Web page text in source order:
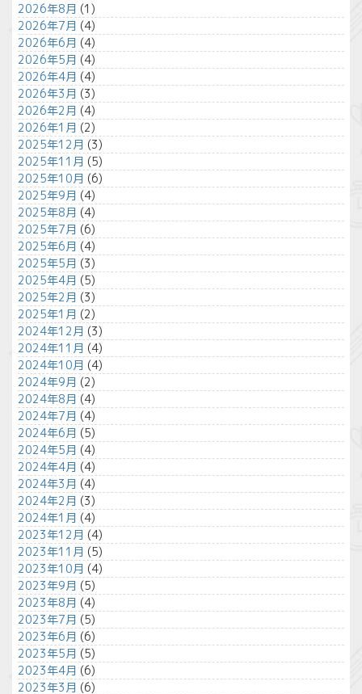
2026年8月 (1)
2026年7月 (4)
2026年6月 (4)
2026年5月 (4)
2026年4月 (4)
2026年3月 (3)
2026年2月 (4)
2026年1月 (2)
2025年12月 (3)
2025年11月 (5)
2025年10月 (6)
2025年9月 (4)
2025年8月 (4)
2025年7月 (6)
2025年6月 (4)
2025年5月 (3)
2025年4月 (5)
2025年2月 (3)
2025年1月 (2)
2024年12月 (3)
2024年11月 (4)
2024年10月 (4)
2024年9月 (2)
2024年8月 (4)
2024年7月 (4)
2024年6月 (5)
2024年5月 (4)
2024年4月 (4)
2024年3月 (4)
2024年2月 (3)
2024年1月 (4)
2023年12月 (4)
2023年11月 (5)
2023年10月 (4)
2023年9月 (5)
2023年8月 (4)
2023年7月 (5)
2023年6月 (6)
2023年5月 (5)
2023年4月 (6)
2023年3月 (6)